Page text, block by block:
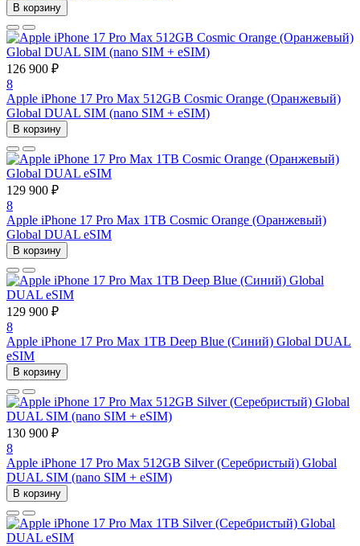
В корзину
126 900 ₽
8
Apple iPhone 17 Pro Max 512GB Cosmic Orange (Оранжевый)
Global DUAL SIM (nano SIM + eSIM)
В корзину
129 900 ₽
8
Apple iPhone 17 Pro Max 1TB Cosmic Orange (Оранжевый)
Global DUAL eSIM
В корзину
129 900 ₽
8
Apple iPhone 17 Pro Max 1TB Deep Blue (Синий) Global DUAL
eSIM
В корзину
130 900 ₽
8
Apple iPhone 17 Pro Max 512GB Silver (Серебристый) Global
DUAL SIM (nano SIM + eSIM)
В корзину